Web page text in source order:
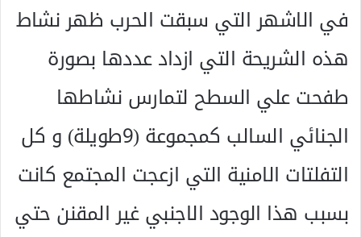
في الاشهر التي سبقت الحرب ظهر نشاط
هذه الشريحة التي ازداد عددها بصورة
طفحت علي السطح لتمارس نشاطها
الجنائي السالب كمجموعة (9طويلة) و كل
التفلتات الامنية التي ازعجت المجتمع كانت
بسبب هذا الوجود الاجنبي غير المقنن حتي